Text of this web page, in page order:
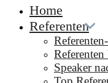
Home
Referenten
Speaker